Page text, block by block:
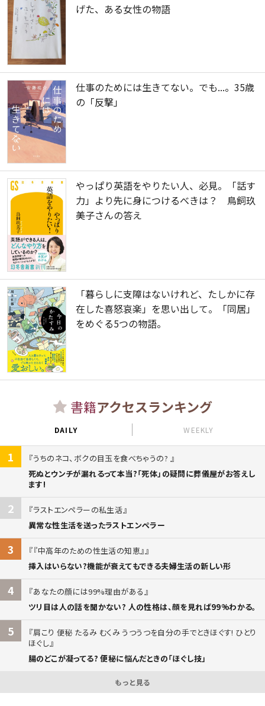
げた、ある女性の物語
仕事のためには生きてない。でも...。35歳
の「反撃」
やっぱり英語をやりたい人、必見。「話す
力」より先に身につけるべきは？ 鳥飼玖
美子さんの答え
「暮らしに支障はないけれど、たしかに存
在した喜怒哀楽」を思い出して。「同居」
をめぐる5つの物語。
書籍アクセスランキング
DAILY WEEKLY
1
うちのネコ、ボクの目玉を食べちゃうの?
死ぬとウンチが漏れるって本当?「死体」の疑問に葬儀屋がお答えし
ます!
2
ラストエンペラーの私生活
異常な性生活を送ったラストエンペラー
3
『中高年のための性生活の知恵』
挿入はいらない?機能が衰えてもできる夫婦生活の新しい形
4
あなたの顔には99%理由がある
ツリ目は人の話を聞かない? 人の性格は、顔を見れば99%わかる。
5
肩こり 便秘 たるみ むくみ うつうつを自分の手でときほぐす! ひとり
ほぐし
腸のどこが凝ってる? 便秘に悩んだときの「ほぐし技」
もっと見る